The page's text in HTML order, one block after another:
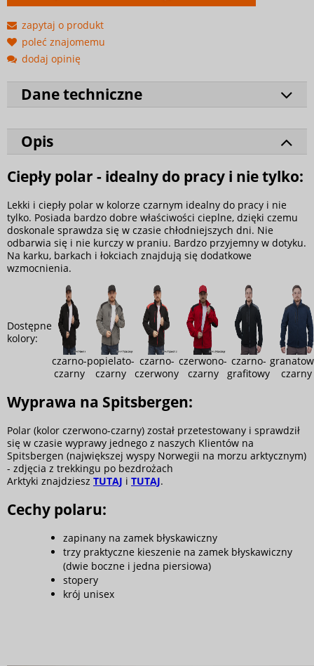
zapytaj o produkt
poleć znajomemu
dodaj opinię
Dane techniczne
Opis
Ciepły polar - idealny do pracy i nie tylko:
Lekki i ciepły polar w kolorze czarnym idealny do pracy i nie
tylko. Posiada bardzo dobre właściwości cieplne, dzięki czemu
doskonale sprawdza się w czasie chłodniejszych dni. Nie
odbarwia się i nie kurczy w praniu. Bardzo przyjemny w dotyku.
Na karku, barkach i łokciach znajdują się dodatkowe
wzmocnienia.
Dostępne
kolory:
czarno-
czarny
popielato-
czarny
czarno-
czerwony
czerwono-
czarny
czarno-
grafitowy
czarny
Wyprawa na Spitsbergen:
Polar (kolor czerwono-czarny) został przetestowany i sprawdził
się w czasie wyprawy jednego z naszych Klientów na
Spitsbergen (największej wyspy Norwegii na morzu arktycznym)
- zdjęcia z trekkingu po bezdrożach
Arktyki znajdziesz TUTAJ i TUTAJ.
Cechy polaru:
zapinany na zamek błyskawiczny
trzy praktyczne kieszenie na zamek błyskawiczny
(dwie boczne i jedna piersiowa)
stopery
krój unisex